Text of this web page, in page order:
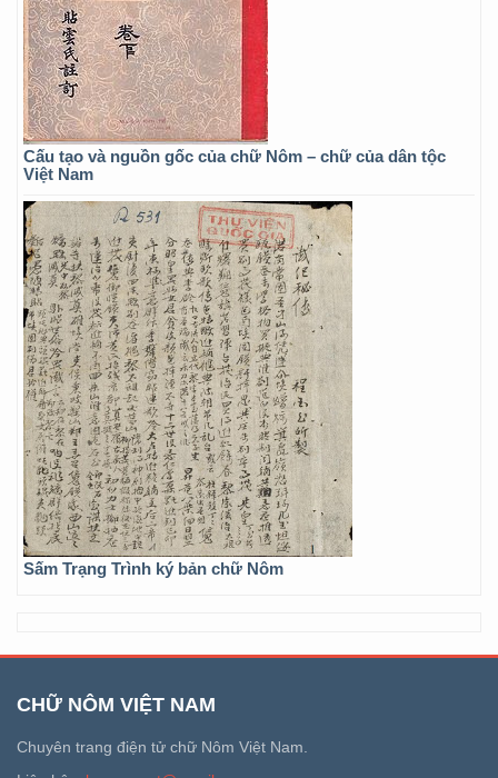
Cấu tạo và nguồn gốc của chữ Nôm – chữ của dân tộc
Việt Nam
Sấm Trạng Trình ký bản chữ Nôm
CHỮ NÔM VIỆT NAM
Chuyên trang điện tử chữ Nôm Việt Nam.